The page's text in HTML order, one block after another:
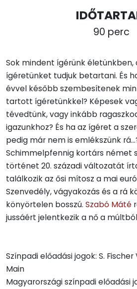
90 perc
Sok mindent ígérünk életünkben,
ígéretünket tudjuk betartani. És
évvel később szembesítenek
tartott ígéretünkkel? Képesek
tévedtünk, vagy inkább
igazunkhoz? És ha az ígéret a
pedig már nem is emlékszünk
Schimmelpfennig kortárs német
történet 20. századi változatát
találkozik az ősi mítosz a mai
Szenvedély, vágyakozás és a rá
könyörtelen bosszú. Szabó Máté
jussáért jelentkezik a nő a
Színpadi előadási jogok: S.
Main
Magyarországi színpadi előadási